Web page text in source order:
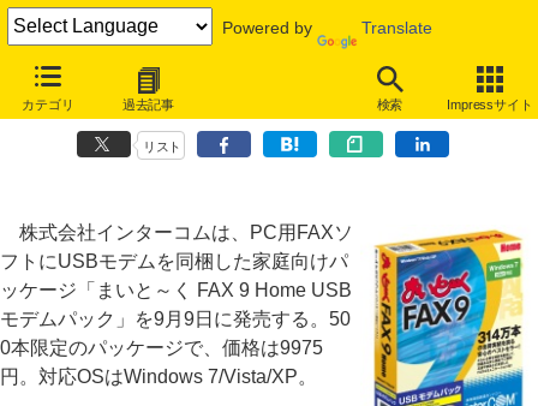
Powered by Translate
カテゴリ 過去記事 検索 Impressサイト
インターコム、FAXソフト「まいと～く FAX 9 Home」のUSBモデム
同梱版を発売
リスト
株式会社インターコムは、PC用FAXソ
フトにUSBモデムを同梱した家庭向けパ
ッケージ「まいと～く FAX 9 Home USB
モデムパック」を9月9日に発売する。50
0本限定のパッケージで、価格は9975
円。対応OSはWindows 7/Vista/XP。